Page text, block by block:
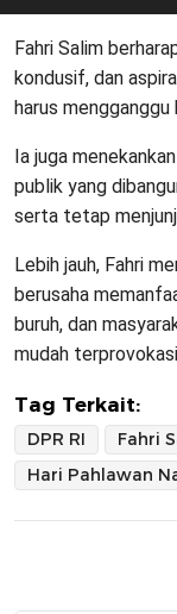
Fahri Salim
kondusif, dan
harus
Ia juga
publik yang
serta tetap
Lebih jauh, Fahri
berusaha
buruh, dan
mudah
Tag Terkait:
DPR RI Fahri